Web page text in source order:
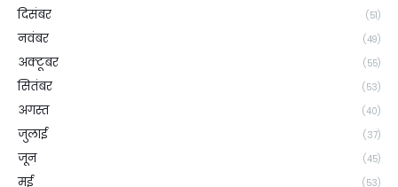
दिसंबर (51)
नवंबर (49)
अक्टूबर (55)
सितंबर (53)
अगस्त (40)
जुलाई (37)
जून (45)
मई (53)